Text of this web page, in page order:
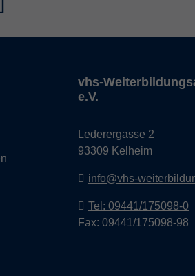
vhs-
e.V.
Lederergasse 2
93309 Kelheim
info@vhs-
Tel: 09441/175098-0
Fax: 09441/175098-98